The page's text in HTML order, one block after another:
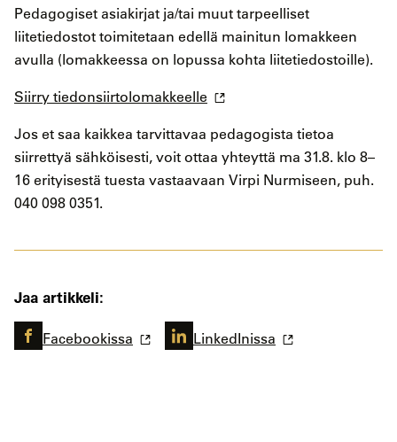
Pedagogiset asiakirjat ja/tai muut tarpeelliset
liitetiedostot toimitetaan edellä mainitun lomakkeen
avulla (lomakkeessa on lopussa kohta liitetiedostoille).
Siirry tiedonsiirtolomakkeelle
Jos et saa kaikkea tarvittavaa pedagogista tietoa
siirrettyä sähköisesti, voit ottaa yhteyttä ma 31.8. klo 8–
16 erityisestä tuesta vastaavaan Virpi Nurmiseen, puh.
040 098 0351.
Jaa artikkeli:
Facebookissa LinkedInissa